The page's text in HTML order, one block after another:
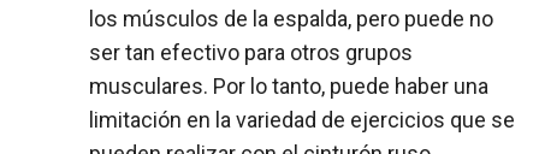
los músculos de la espalda, pero puede no
ser tan efectivo para otros grupos
musculares. Por lo tanto, puede haber una
limitación en la variedad de ejercicios que se